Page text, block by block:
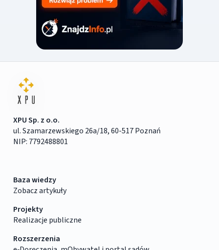
XPU Sp. z o.o.
ul. Szamarzewskiego 26a/18, 60-517 Poznań
NIP: 7792488801
Baza wiedzy
Zobacz artykuły
Projekty
Realizacje publiczne
Rozszerzenia